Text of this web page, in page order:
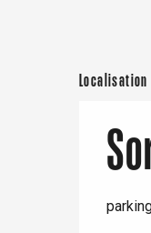
Localisation